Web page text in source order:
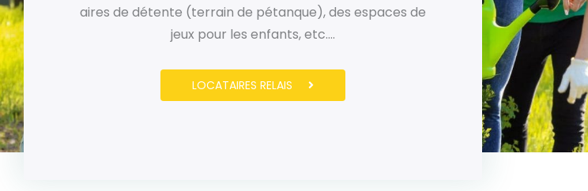
aires de détente (terrain de pétanque), des espaces de
jeux pour les enfants, etc….
LOCATAIRES RELAIS